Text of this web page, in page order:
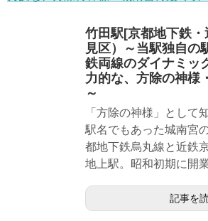
竹田駅[京都地下鉄
見区）～当駅独自の
鉄両線のダイナミッ
力的な、方除の神様
～
「方除の神様」として
駅名でもあった城南宮
都地下鉄烏丸線と近鉄
地上駅。昭和初期に開
記事を